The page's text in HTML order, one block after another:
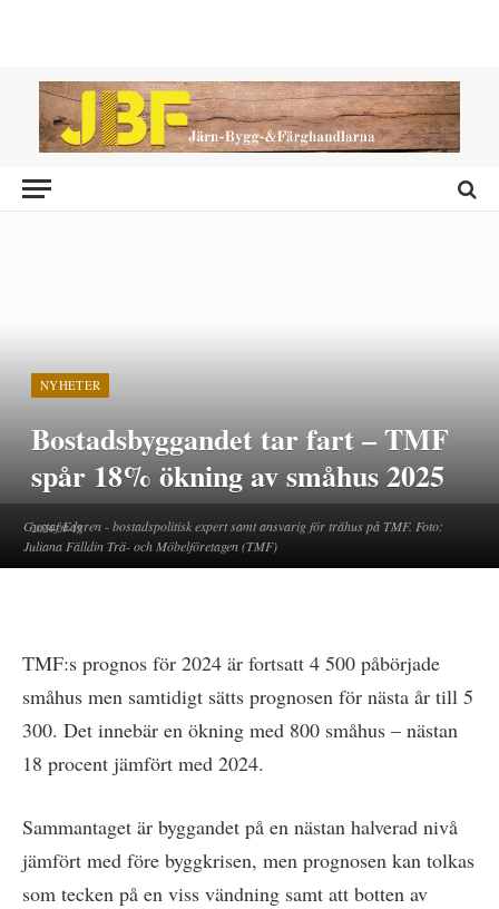
Gustaf Edgren - bostadspolitisk expert samt ansvarig för trähus på TMF. Foto:
Juliana Fälldin Trä- och Möbelföretagen (TMF)
NYHETER
Bostadsbyggandet tar fart – TMF
spår 18% ökning av småhus 2025
2024-09-19
TMF:s prognos för 2024 är fortsatt 4 500 påbörjade
småhus men samtidigt sätts prognosen för nästa år till 5
300. Det innebär en ökning med 800 småhus – nästan
18 procent jämfört med 2024.
Sammantaget är byggandet på en nästan halverad nivå
jämfört med före byggkrisen, men prognosen kan tolkas
som tecken på en viss vändning samt att botten av